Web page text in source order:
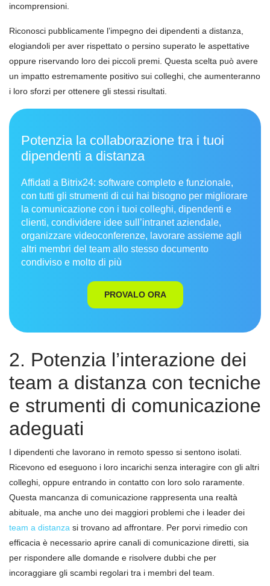
incomprensioni.
Riconosci pubblicamente l’impegno dei dipendenti a distanza,
elogiandoli per aver rispettato o persino superato le aspettative
oppure riservando loro dei piccoli premi. Questa scelta può avere
un impatto estremamente positivo sui colleghi, che aumenteranno
i loro sforzi per ottenere gli stessi risultati.
Potenzia la collaborazione tra i tuoi
dipendenti a distanza
Affidati a Bitrix24: software completo e funzionale,
con tutti gli strumenti di cui hai bisogno per migliorare
la comunicazione con i tuoi colleghi, dipendenti e
clienti, condividere idee sull’intranet aziendale,
organizzare videoconferenze, lavorare assieme agli
altri membri del team allo stesso documento
condiviso e molto di più
PROVALO ORA
2. Potenzia l’interazione dei
team a distanza con tecniche
e strumenti di comunicazione
adeguati
I dipendenti che lavorano in remoto spesso si sentono isolati.
Ricevono ed eseguono i loro incarichi senza interagire con gli altri
colleghi, oppure entrando in contatto con loro solo raramente.
Questa mancanza di comunicazione rappresenta una realtà
abituale, ma anche uno dei maggiori problemi che i leader dei
team a distanza si trovano ad affrontare. Per porvi rimedio con
efficacia è necessario aprire canali di comunicazione diretti, sia
per rispondere alle domande e risolvere dubbi che per
incoraggiare gli scambi regolari tra i membri del team.